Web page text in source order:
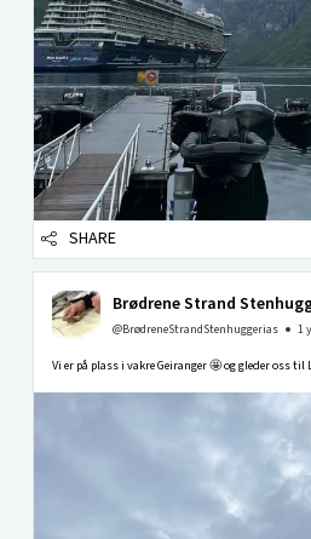
SHARE
Brødrene Strand
@BrødreneStrandStenhuggerias 1
Vi er på plass i vakre Geiranger 🤩 og gleder oss